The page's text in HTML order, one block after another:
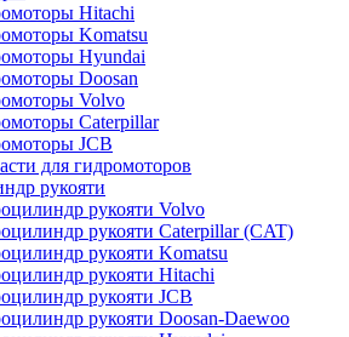
Hitachi
Komatsu
Hyundai
Doosan
Volvo
Caterpillar
JCB
для гидромоторов
рукояти
рукояти Volvo
рукояти Caterpillar (CAT)
рукояти Komatsu
рукояти Hitachi
рукояти JCB
рукояти Doosan-Daewoo